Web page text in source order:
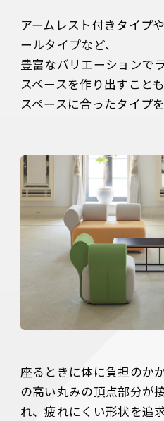
アームレスト付きタイプ
ールタイプなど、
豊富なバリエーションで
スペースを作り出すこと
座るときに体に負担のか
の高い丸みの頂点部分が
れ、疲れにくい形状を追